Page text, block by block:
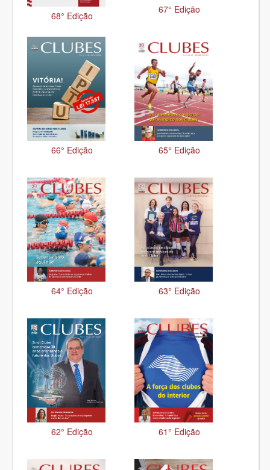
68° Edição
67° Edição
66° Edição 65° Edição
64° Edição 63° Edição
62° Edição 61° Edição